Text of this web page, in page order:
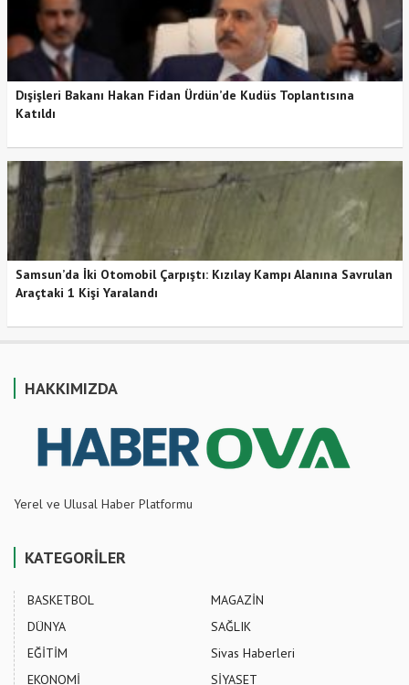
Dışişleri Bakanı Hakan Fidan Ürdün’de Kudüs Toplantısına
Katıldı
Samsun’da İki Otomobil Çarpıştı: Kızılay Kampı Alanına Savrulan
Araçtaki 1 Kişi Yaralandı
HAKKIMIZDA
Yerel ve Ulusal Haber Platformu
KATEGORİLER
BASKETBOL
DÜNYA
EĞİTİM
EKONOMİ
MAGAZİN
SAĞLIK
Sivas Haberleri
SİYASET